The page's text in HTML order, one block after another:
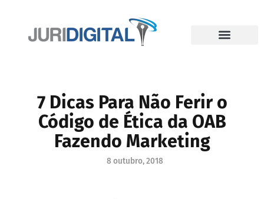
7 Dicas Para Não Ferir o
Código de Ética da OAB
Fazendo Marketing
8 outubro, 2018